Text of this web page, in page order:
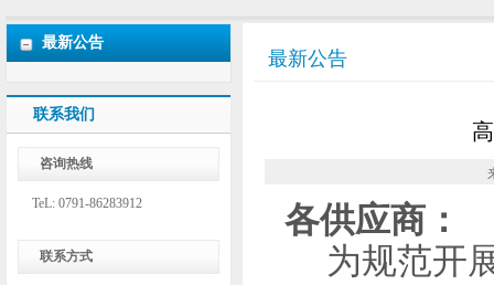
最新公告
联系我们
咨询热线
TeL: 0791-86283912
联系方式
最新公告
各供应商：
为规范开